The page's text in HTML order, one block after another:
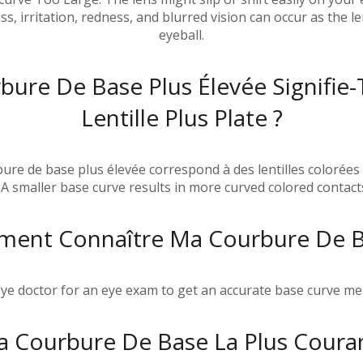
irritation, redness, and blurred vision can occur as the
eyeball.
De Base Plus Élevée
Lentille Plus Plate ?
de base plus élevée correspond à des lentilles
A smaller base curve results in more curved colored
Connaître Ma Courbure De
doctor for an eye exam to get an accurate base curve
Courbure De Base La Plus